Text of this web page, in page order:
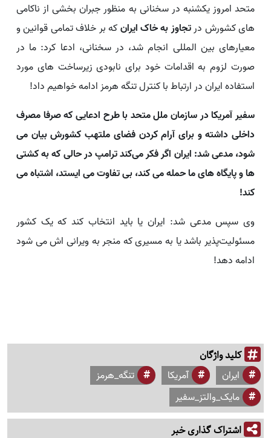
متحد امروز یکشنبه در سخنانی به منظور جبران بخشی از ناکامی
های کشورش درتجاوز به خاک ایرانکه بر خلاف تمامی قوانین و
معیارهای بین المللی انجام شد، در سخنانی، ادعا کرد: ما در
صورت لزوم به اقدامات خود برای نابودی زیرساخت‌ های مورد
استفاده ایران در ارتباط با کنترل تنگه هرمز ادامه خواهیم داد!
سفیر آمریکا در سازمان ملل متحد با طرح ادعایی که صرفا مصرف
داخلی داشته و برای آرام کردن فضای ملتهب کشورش بیان می
شود، مدعی شد: ایران اگر فکر می‌کند ترامپ در حالی که به کشتی‌
ها و پایگاه‌ های ما حمله می‌ کند، بی‌ تفاوت می‌ ایستد، اشتباه می‌
کند!
وی سپس مدعی شد: ایران یا باید انتخاب کند که یک کشور
مسئولیت‌پذیر باشد یا به مسیری که منجر به ویرانی‌ اش می‌ شود
ادامه دهد!
کلید واژگان
ایران آمریکا
تنگه_هرمز
مایک_والتز_سفیر
اشتراک گذاری خبر